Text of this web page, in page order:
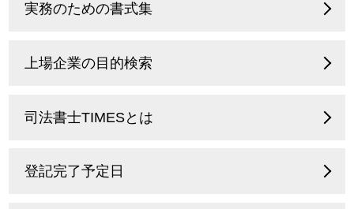
実務のための書式集
上場企業の目的検索
司法書士TIMESとは
登記完了予定日